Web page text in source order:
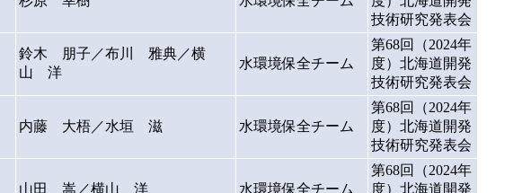
技術研究発表会
鈴木 朋子／布川 雅典／横
山 洋
水環境保全チーム
第68回（2024年
度）北海道開発
技術研究発表会
内藤 大梧／水垣 滋 水環境保全チーム
第68回（2024年
度）北海道開発
技術研究発表会
山田 嵩／横山 洋 水環境保全チーム
第68回（2024年
度）北海道開発